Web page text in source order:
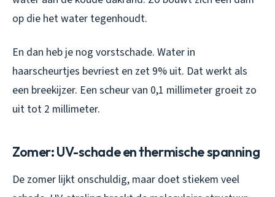
op die het water tegenhoudt.
En dan heb je nog vorstschade. Water in
haarscheurtjes bevriest en zet 9% uit. Dat werkt als
een breekijzer. Een scheur van 0,1 millimeter groeit zo
uit tot 2 millimeter.
Zomer: UV-schade en thermische spanning
De zomer lijkt onschuldig, maar doet stiekem veel